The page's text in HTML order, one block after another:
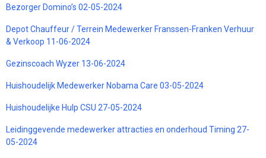
Bezorger Domino’s 02-05-2024
Depot Chauffeur / Terrein Medewerker Franssen-Franken Verhuur
& Verkoop 11-06-2024
Gezinscoach Wyzer 13-06-2024
Huishoudelijk Medewerker Nobama Care 03-05-2024
Huishoudelijke Hulp CSU 27-05-2024
Leidinggevende medewerker attracties en onderhoud Timing 27-
05-2024